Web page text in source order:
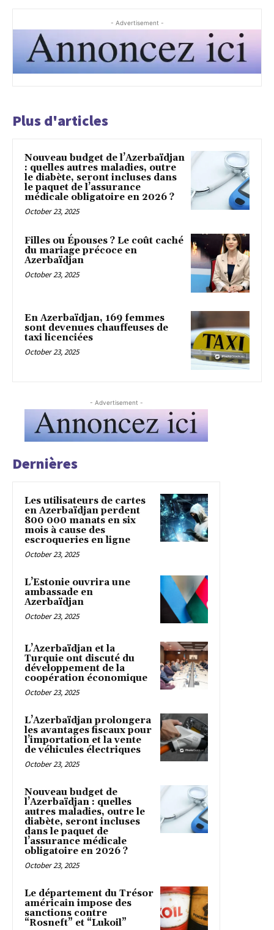
- Advertisement -
Plus d'articles
Nouveau budget de l’Azerbaïdjan
: quelles autres maladies, outre
le diabète, seront incluses dans
le paquet de l’assurance
médicale obligatoire en 2026 ?
October 23, 2025
Filles ou Épouses ? Le coût caché
du mariage précoce en
Azerbaïdjan
October 23, 2025
En Azerbaïdjan, 169 femmes
sont devenues chauffeuses de
taxi licenciées
October 23, 2025
- Advertisement -
Dernières
Les utilisateurs de cartes
en Azerbaïdjan perdent
800 000 manats en six
mois à cause des
escroqueries en ligne
October 23, 2025
L’Estonie ouvrira une
ambassade en
Azerbaïdjan
October 23, 2025
L’Azerbaïdjan et la
Turquie ont discuté du
développement de la
coopération économique
October 23, 2025
L’Azerbaïdjan prolongera
les avantages fiscaux pour
l’importation et la vente
de véhicules électriques
October 23, 2025
Nouveau budget de
l’Azerbaïdjan : quelles
autres maladies, outre le
diabète, seront incluses
dans le paquet de
l’assurance médicale
obligatoire en 2026 ?
October 23, 2025
Le département du Trésor
américain impose des
sanctions contre
“Rosneft” et “Lukoil”